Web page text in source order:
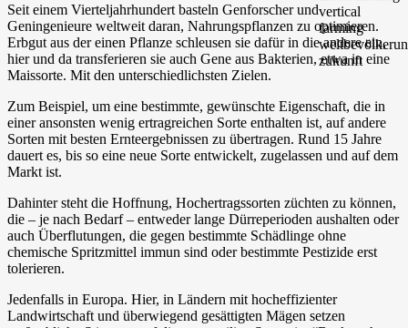
Seit einem Vierteljahrhundert basteln Genforscher und
Geningenieure weltweit daran, Nahrungspflanzen zu optimieren.
Erbgut aus der einen Pflanze schleusen sie dafür in die andere ein,
hier und da transferieren sie auch Gene aus Bakterien, etwa in eine
Maissorte. Mit den unterschiedlichsten Zielen.
Zum Beispiel, um eine bestimmte, gewünschte Eigenschaft, die in
einer ansonsten wenig ertragreichen Sorte enthalten ist, auf andere
Sorten mit besten Ernteergebnissen zu übertragen. Rund 15 Jahre
dauert es, bis so eine neue Sorte entwickelt, zugelassen und auf dem
Markt ist.
Dahinter steht die Hoffnung, Hochertragssorten züchten zu können,
die – je nach Bedarf – entweder lange Dürreperioden aushalten oder
auch Überflutungen, die gegen bestimmte Schädlinge ohne
chemische Spritzmittel immun sind oder bestimmte Pestizide erst
tolerieren.
Jedenfalls in Europa. Hier, in Ländern mit hocheffizienter
Landwirtschaft und überwiegend gesättigten Mägen setzen